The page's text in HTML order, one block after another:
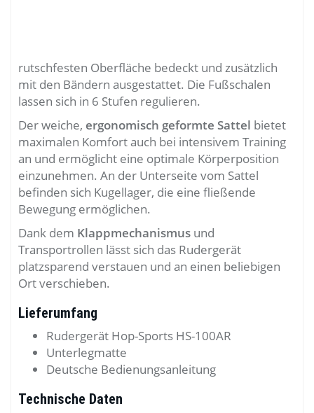
rutschfesten Oberfläche bedeckt und zusätzlich
mit den Bändern ausgestattet. Die Fußschalen
lassen sich in 6 Stufen regulieren.
Der weiche, ergonomisch geformte Sattel bietet
maximalen Komfort auch bei intensivem Training
an und ermöglicht eine optimale Körperposition
einzunehmen. An der Unterseite vom Sattel
befinden sich Kugellager, die eine fließende
Bewegung ermöglichen.
Dank dem Klappmechanismus und
Transportrollen lässt sich das Rudergerät
platzsparend verstauen und an einen beliebigen
Ort verschieben.
Lieferumfang
Rudergerät Hop-Sports HS-100AR
Unterlegmatte
Deutsche Bedienungsanleitung
Technische Daten